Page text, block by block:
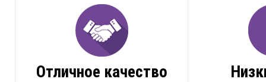
Отличное качество